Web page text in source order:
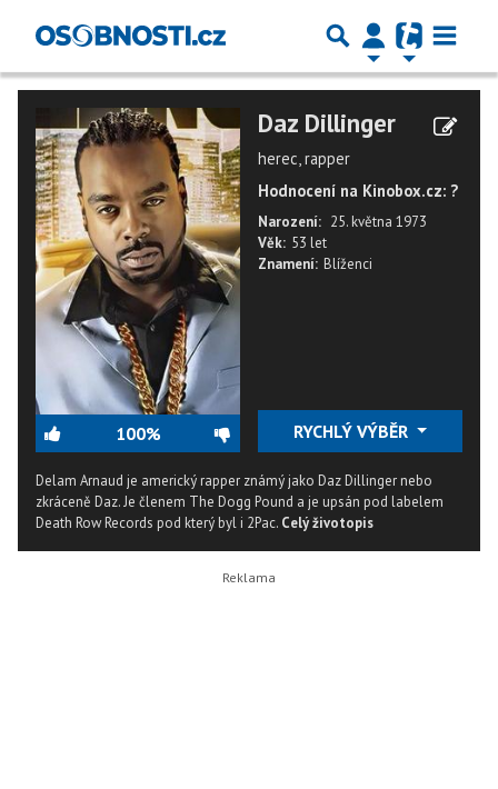
100%
Daz Dillinger
herec, rapper
Hodnocení na Kinobox.cz: ?
Narození: 25. května 1973
Věk: 53 let
Znamení: Blíženci
RYCHLÝ VÝBĚR
Delam Arnaud je americký rapper známý jako Daz Dillinger nebo
zkráceně Daz. Je členem The Dogg Pound a je upsán pod labelem
Death Row Records pod který byl i 2Pac. Celý životopis